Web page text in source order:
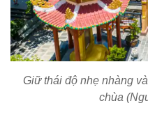
Giữ thái độ nhẹ nhàng
chùa